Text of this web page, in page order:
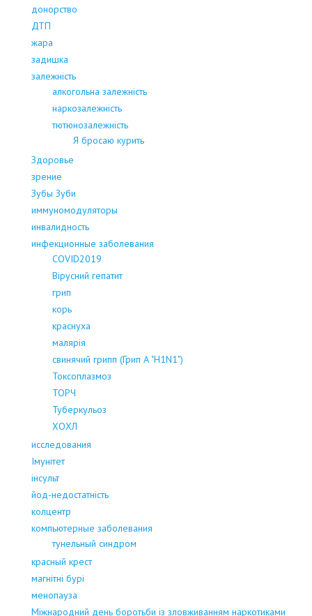
донорство
ДТП
жара
задишка
залежність
алкогольна залежність
наркозалежність
тютюнозалежність
Я бросаю курить
Здоровье
зрение
Зубы Зуби
иммуномодуляторы
инвалидность
инфекционные заболевания
COVID2019
Вірусний гепатит
грип
корь
краснуха
малярія
свинячий грипп (Грип А "H1N1")
Токсоплазмоз
ТОРЧ
Туберкульоз
ХОХЛ
исследования
Імунітет
інсульт
йод-недостатність
колцентр
компьютерные заболевания
тунельный синдром
красный крест
магнітні бурі
менопауза
Міжнародний день боротьби із зловживанням наркотиками